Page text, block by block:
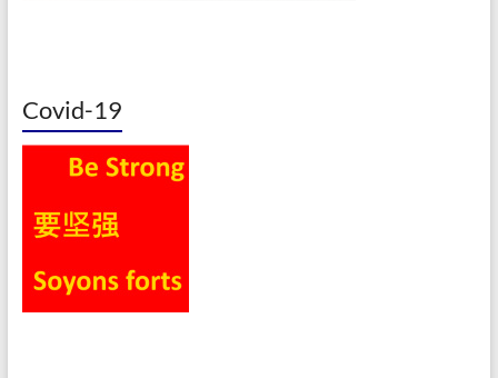
Covid-19